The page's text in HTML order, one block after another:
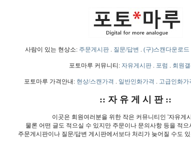
사람이 있는 현상소: 주문게시판. 질문/답변 . (구)스캔다운로드
포토마루 커뮤니티: 자유게시판. 포럼 . 회원갤
포토마루 가격안내: 현상/스캔가격 . 일반인화가격 . 고급인화가
:: 자 유 게 시 판 ::
이곳은 회원여러분을 위한 작은 커뮤니티인 '자유게
물론 어떤 글도 적으실 수 있지만 주문이나 문의사항 등을 적으
주문게시판이나 질문/답변 게시판에서보다 처리가 늦어질 수도